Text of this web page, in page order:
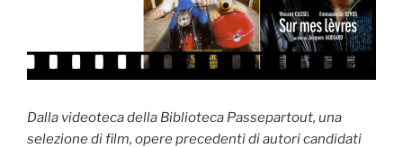
Dalla videoteca della Biblioteca Passepartout, una
selezione di film, opere precedenti di autori candidati